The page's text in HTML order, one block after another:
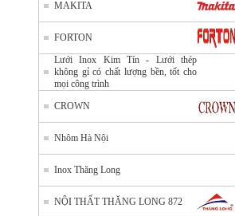
MAKITA
FORTON
Lưới Inox Kim Tín - Lưới thép
không gỉ có chất lượng bền, tốt cho
mọi công trình
CROWN
Nhôm Hà Nội
Inox Thăng Long
NỘI THẤT THĂNG LONG 872
Bán lưới inox tại Hà Nội
Mã SP: Banluoiinoxtaihanoi
Call